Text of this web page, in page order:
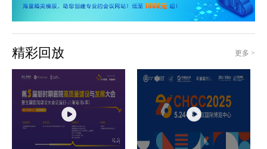
精彩回放 更多 >